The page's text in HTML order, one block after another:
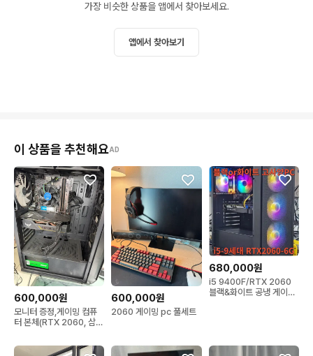
가장 비슷한 상품을 앱에서 찾아보세요.
앱에서 찾아보기
이 상품을 추천해요AD
600,000원
모니터 증정,게이밍 컴퓨
터 본체(RTX 2060, 삼성
600,000원
2060 게이밍 pc 풀세트
680,000원
i5 9400F/RTX 2060
블랙&화이트 공냉 게이밍